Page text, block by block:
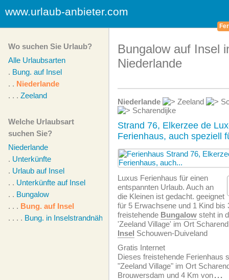
www.urlaub-anbieter.com
Wo suchen Sie Urlaub?
Alle Urlaubsarten
. Bung. auf Insel
. . Niederlande
. . . Zeeland
Welche Urlaubsart
suchen Sie?
Niederlande
. Unterkünfte
. Urlaub auf Insel
. . Unterkünfte auf Insel
. . Bungalow
. . . Bung. auf Insel
. . . . Bung. in Inselstrandnähe
Bungalow auf Insel
Niederlande
Niederlande Zeeland
Scharendijke
Strand 76, Elkerzee de
Ferienhaus, auch speziell
Luxus Ferienhaus für einen
entspannten Urlaub. Auch an
die Kleinen ist gedacht. geeignet
für 5 Erwachsene und 1 Kind bis
freistehende Bungalow steht in
'Zeeland Village' im Ort
Insel Schouwen-Duiveland
Gratis Internet
Dieses freistehende Ferienhaus
"Zeeland Village" im Ort
Brouwersdam und 4 Km von...